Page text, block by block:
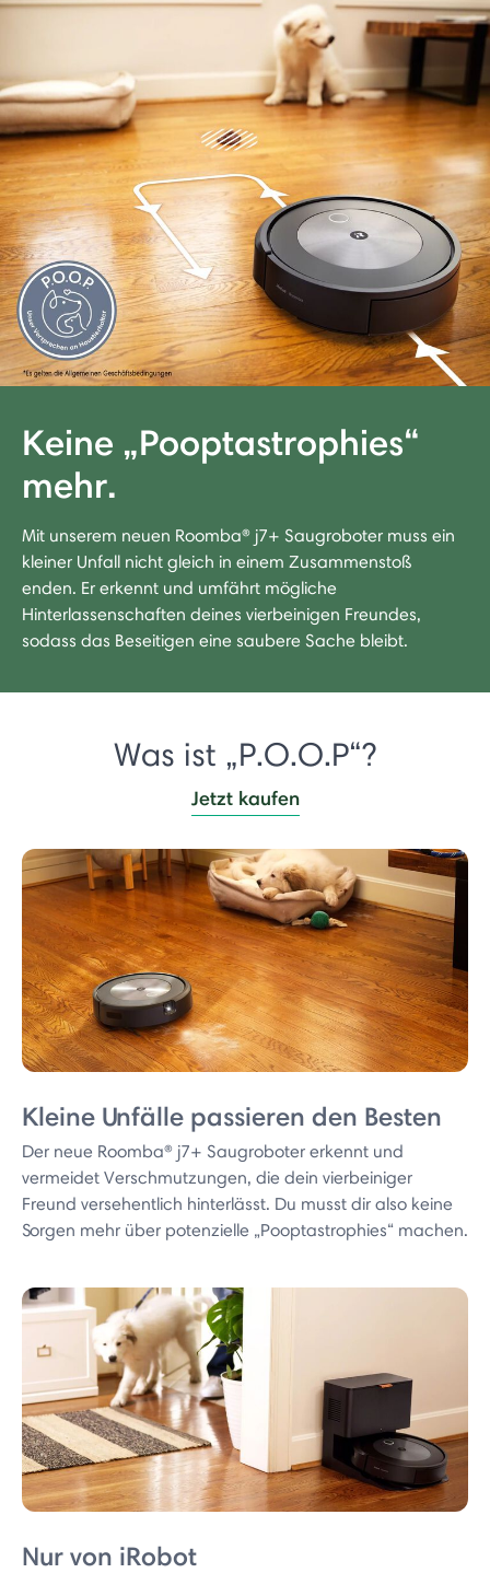
Keine „Pooptastrophies“
mehr.
Mit unserem neuen Roomba® j7+ Saugroboter muss ein
kleiner Unfall nicht gleich in einem Zusammenstoß
enden. Er erkennt und umfährt mögliche
Hinterlassenschaften deines vierbeinigen Freundes,
sodass das Beseitigen eine saubere Sache bleibt.
Was ist „P.O.O.P“?
Jetzt kaufen
Kleine Unfälle passieren den Besten
Der neue Roomba® j7+ Saugroboter erkennt und
vermeidet Verschmutzungen, die dein vierbeiniger
Freund versehentlich hinterlässt. Du musst dir also keine
Sorgen mehr über potenzielle „Pooptastrophies“ machen.
Nur von iRobot